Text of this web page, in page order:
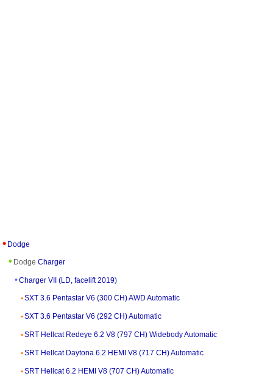
Dodge
Dodge Charger
Charger VII (LD, facelift 2019)
SXT 3.6 Pentastar V6 (300 CH) AWD Automatic
SXT 3.6 Pentastar V6 (292 CH) Automatic
SRT Hellcat Redeye 6.2 V8 (797 CH) Widebody Automatic
SRT Hellcat Daytona 6.2 HEMI V8 (717 CH) Automatic
SRT Hellcat 6.2 HEMI V8 (707 CH) Automatic